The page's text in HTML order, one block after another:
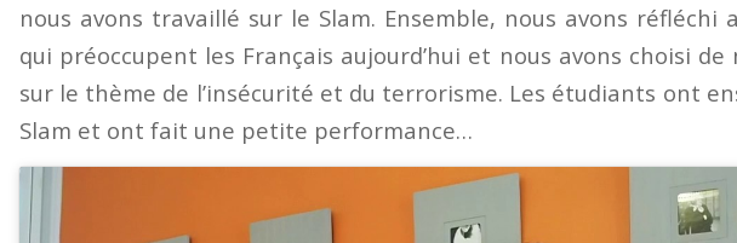
nous avons travaillé sur le Slam. Ensemble, nous avons réfléchi
qui préoccupent les Français aujourd’hui et nous avons choisi
sur le thème de l’insécurité et du terrorisme. Les étudiants ont
Slam et ont fait une petite performance…